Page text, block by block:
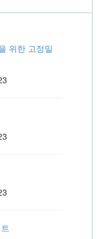
위한 고정밀